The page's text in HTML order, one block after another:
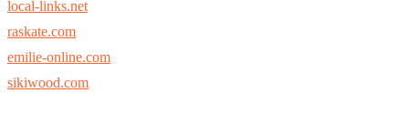
local-links.net
raskate.com
emilie-online.com
sikiwood.com